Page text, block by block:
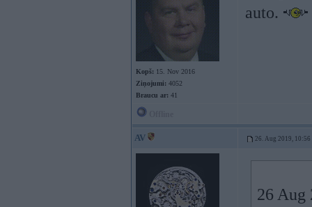
Kopš: 15. Nov 2016
Ziņojumi: 4052
Braucu ar: 41
auto.
AV 26. Aug 2019, 10:56
26 Aug